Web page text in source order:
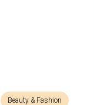
Beauty & Fashion